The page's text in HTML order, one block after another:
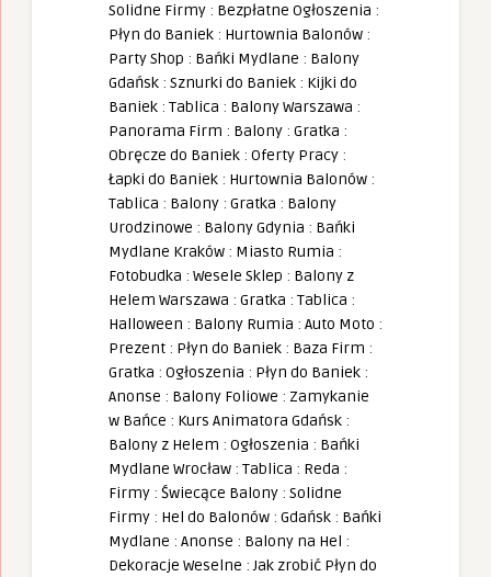
Solidne Firmy : Bezpłatne Ogłoszenia :
Płyn do Baniek : Hurtownia Balonów :
Party Shop : Bańki Mydlane : Balony
Gdańsk : Sznurki do Baniek : Kijki do
Baniek : Tablica : Balony Warszawa :
Panorama Firm : Balony : Gratka :
Obręcze do Baniek : Oferty Pracy :
Łapki do Baniek : Hurtownia Balonów :
Tablica : Balony : Gratka : Balony
Urodzinowe : Balony Gdynia : Bańki
Mydlane Kraków : Miasto Rumia :
Fotobudka : Wesele Sklep : Balony z
Helem Warszawa : Gratka : Tablica :
Halloween : Balony Rumia : Auto Moto :
Prezent : Płyn do Baniek : Baza Firm :
Gratka : Ogłoszenia : Płyn do Baniek :
Anonse : Balony Foliowe : Zamykanie
w Bańce : Kurs Animatora Gdańsk :
Balony z Helem : Ogłoszenia : Bańki
Mydlane Wrocław : Tablica : Reda :
Firmy : Świecące Balony : Solidne
Firmy : Hel do Balonów : Gdańsk : Bańki
Mydlane : Anonse : Balony na Hel :
Dekoracje Weselne :Jak zrobić Płyn do